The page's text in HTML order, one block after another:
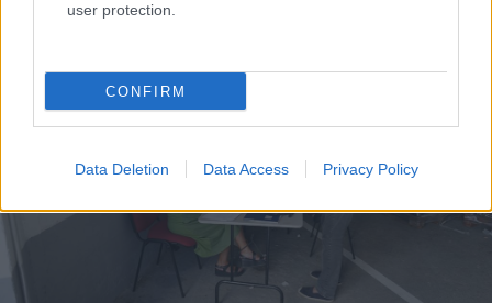
user protection.
CONFIRM
Data Deletion Data Access Privacy Policy